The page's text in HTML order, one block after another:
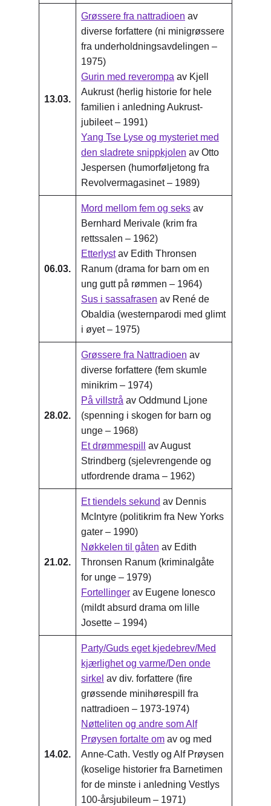
13.03.
Grøssere fra nattradioen av
diverse forfattere (ni minigrøssere
fra underholdningsavdelingen –
1975)
Gurin med reverompa av Kjell
Aukrust (herlig historie for hele
familien i anledning Aukrust-
jubileet – 1991)
Yang Tse Lyse og mysteriet med
den sladrete snippkjolen av Otto
Jespersen (humorføljetong fra
Revolvermagasinet – 1989)
06.03.
Mord mellom fem og seks av
Bernhard Merivale (krim fra
rettssalen – 1962)
Etterlystav Edith Thronsen
Ranum (drama for barn om en
ung gutt på rømmen – 1964)
Sus i sassafrasen av René de
Obaldia (westernparodi med glimt
i øyet – 1975)
28.02.
Grøssere fra Nattradioen av
diverse forfattere (fem skumle
minikrim – 1974)
På villstrå av Oddmund Ljone
(spenning i skogen for barn og
unge – 1968)
Et drømmespill
av August
Strindberg (sjelevrengende og
utfordrende drama – 1962)
21.02.
Et tiendels sekund av Dennis
McIntyre (politikrim fra New Yorks
gater – 1990)
Nøkkelen til gåten av Edith
Thronsen Ranum (kriminalgåte
for unge – 1979)
Fortellinger av Eugene Ionesco
(mildt absurd drama om lille
Josette – 1994)
14.02.
Party/Guds eget kjedebrev/Med
kjærlighet og varme/Den onde
sirkel av div. forfattere (fire
grøssende minihørespill fra
nattradioen – 1973-1974)
Nøtteliten og andre som Alf
Prøysen fortalte om av og med
Anne-Cath. Vestly og Alf Prøysen
(koselige historier fra Barnetimen
for de minste i anledning Vestlys
100-årsjubileum – 1971)